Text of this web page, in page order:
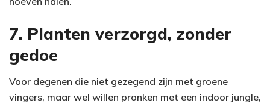
7. Planten verzorgd, zonder
gedoe
Voor degenen die niet gezegend zijn met groene
vingers, maar wel willen pronken met een indoor jungle,